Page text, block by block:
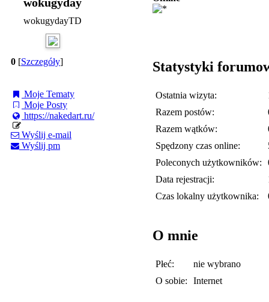
wokugydayTD
0 [Szczegóły]
Moje Tematy
Moje Posty
https://nakedart.ru/
Wyślij e-mail
Wyślij pm
Statystyki
Ostatnia wizyta:
Razem postów:
Razem wątków:
Spędzony czas online:
Poleconych użytkowników:
Data rejestracji:
Czas lokalny użytkownika:
O mnie
Płeć:
nie wybrano
O sobie:
Internet